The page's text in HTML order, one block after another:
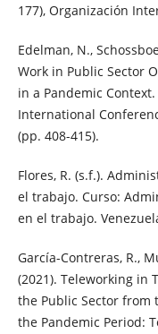
177), Organización
Edelman, N.,
Work in Public Sector
in a Pandemic
International
(pp. 408-415).
Flores, R. (s.f.).
el trabajo. Curso:
en el trabajo.
García-Contreras, R.,
(2021). Teleworking in
the Public Sector
the Pandemic Period: